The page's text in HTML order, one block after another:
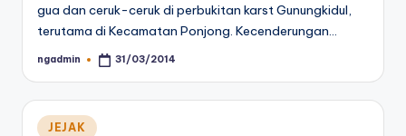
gua dan ceruk-ceruk di perbukitan karst Gunungkidul,
terutama di Kecamatan Ponjong. Kecenderungan…
Posted
ngadmin 31/03/2014
Posted
JEJAK